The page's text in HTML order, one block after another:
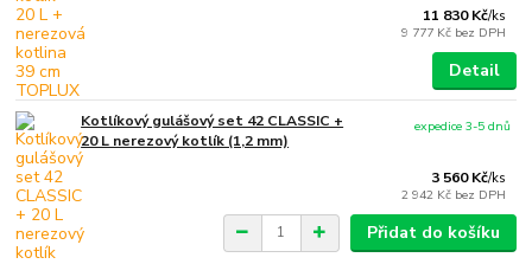
11 830 Kč/ks
9 777 Kč bez DPH
Detail
Kotlíkový gulášový set 42 CLASSIC +
20 L nerezový kotlík (1,2 mm)
3 560 Kč/ks
2 942 Kč bez DPH
expedice 3-5 dnů
Přidat do košíku